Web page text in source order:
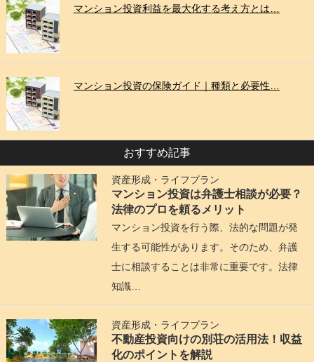
マンション投資利益を最大化する考え方とは…
マンション投資の保険ガイド｜種類と必要性…
おすすめ記事
資産形成・ライフプラン
マンション投資は弁護士相談が必要？
法律のプロを頼るメリット
マンション投資を行う際、法的な問題が発
生する可能性があります。そのため、弁護
士に相談することは非常に重要です。法律
知識…
資産形成・ライフプラン
不動産投資向けの別荘の活用法！収益
化のポイントを解説